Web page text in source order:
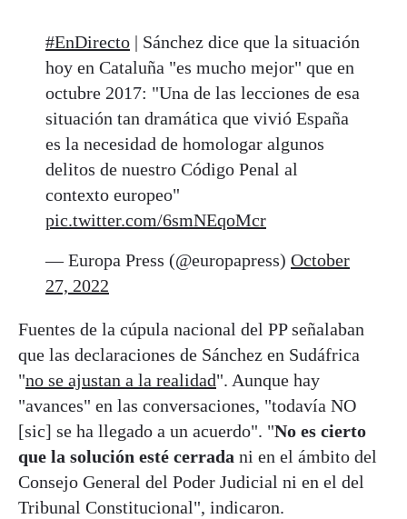
#EnDirecto | Sánchez dice que la situación
hoy en Cataluña "es mucho mejor" que en
octubre 2017: "Una de las lecciones de esa
situación tan dramática que vivió España
es la necesidad de homologar algunos
delitos de nuestro Código Penal al
contexto europeo"
pic.twitter.com/6smNEqoMcr
— Europa Press (@europapress) October
27, 2022
Fuentes de la cúpula nacional del PP señalaban
que las declaraciones de Sánchez en Sudáfrica
"no se ajustan a la realidad". Aunque hay
"avances" en las conversaciones, "todavía NO
[sic] se ha llegado a un acuerdo". "No es cierto
que la solución esté cerrada ni en el ámbito del
Consejo General del Poder Judicial ni en el del
Tribunal Constitucional", indicaron.